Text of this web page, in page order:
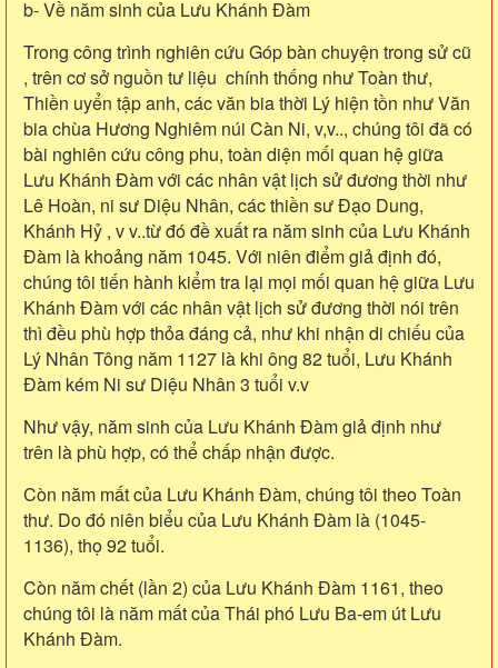
b- Về năm sinh của Lưu Khánh Đàm
Trong công trình nghiên cứu Góp bàn chuyện trong sử cũ
, trên cơ sở nguồn tư liệu chính thống như Toàn thư,
Thiền uyển tập anh, các văn bia thời Lý hiện tồn như Văn
bia chùa Hương Nghiêm núi Càn Ni, v,v.., chúng tôi đã có
bài nghiên cứu công phu, toàn diện mối quan hệ giữa
Lưu Khánh Đàm với các nhân vật lịch sử đương thời như
Lê Hoàn, ni sư Diệu Nhân, các thiền sư Đạo Dung,
Khánh Hỷ , v v..từ đó đề xuất ra năm sinh của Lưu Khánh
Đàm là khoảng năm 1045. Với niên điểm giả định đó,
chúng tôi tiến hành kiểm tra lại mọi mối quan hệ giữa Lưu
Khánh Đàm với các nhân vật lịch sử đương thời nói trên
thì đều phù hợp thỏa đáng cả, như khi nhận di chiếu của
Lý Nhân Tông năm 1127 là khi ông 82 tuổi, Lưu Khánh
Đàm kém Ni sư Diệu Nhân 3 tuổi v.v
Như vậy, năm sinh của Lưu Khánh Đàm giả định như
trên là phù hợp, có thể chấp nhận được.
Còn năm mất của Lưu Khánh Đàm, chúng tôi theo Toàn
thư. Do đó niên biểu của Lưu Khánh Đàm là (1045-
1136), thọ 92 tuổi.
Còn năm chết (lần 2) của Lưu Khánh Đàm 1161, theo
chúng tôi là năm mất của Thái phó Lưu Ba-em út Lưu
Khánh Đàm.